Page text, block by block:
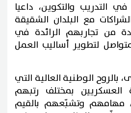
التدريب والتكوين، داعيا
مع البلدان الشقيقة
من تجاربهم الرائدة في
لتطوير أساليب العمل
الوطنية العالية التي
بمختلف رتبهم
مهامهم وتشبّعهم بالقيم